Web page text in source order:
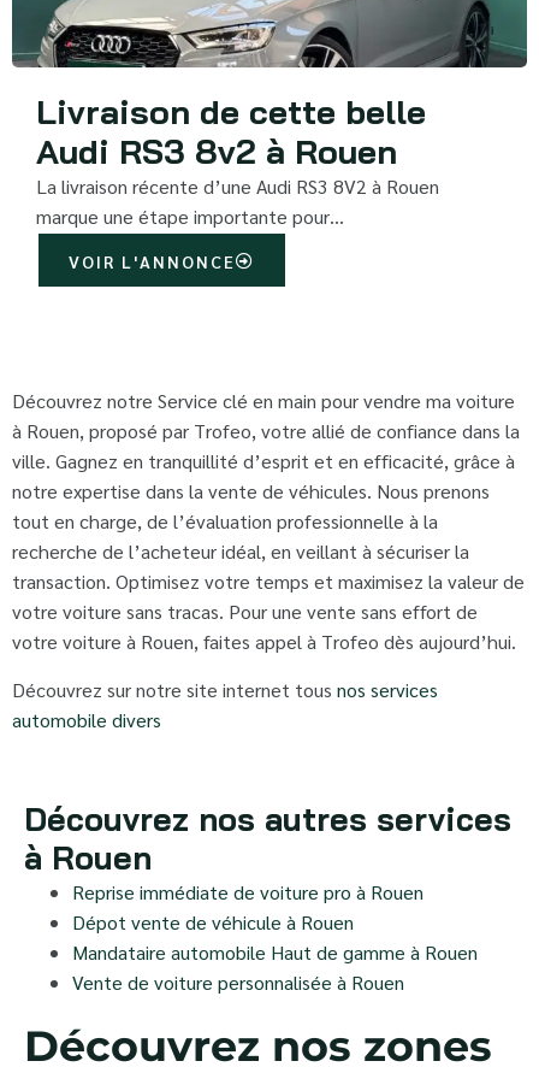
Livraison de cette belle
Audi RS3 8v2 à Rouen
La livraison récente d’une Audi RS3 8V2 à Rouen
marque une étape importante pour…
VOIR L'ANNONCE
Découvrez notre Service clé en main pour vendre ma voiture
à Rouen, proposé par Trofeo, votre allié de confiance dans la
ville. Gagnez en tranquillité d’esprit et en efficacité, grâce à
notre expertise dans la vente de véhicules. Nous prenons
tout en charge, de l’évaluation professionnelle à la
recherche de l’acheteur idéal, en veillant à sécuriser la
transaction. Optimisez votre temps et maximisez la valeur de
votre voiture sans tracas. Pour une vente sans effort de
votre voiture à Rouen, faites appel à Trofeo dès aujourd’hui.
Découvrez sur notre site internet tous nos services
automobile divers
Découvrez nos autres services
à Rouen
Reprise immédiate de voiture pro à Rouen
Dépot vente de véhicule à Rouen
Mandataire automobile Haut de gamme à Rouen
Vente de voiture personnalisée à Rouen
Découvrez nos zones